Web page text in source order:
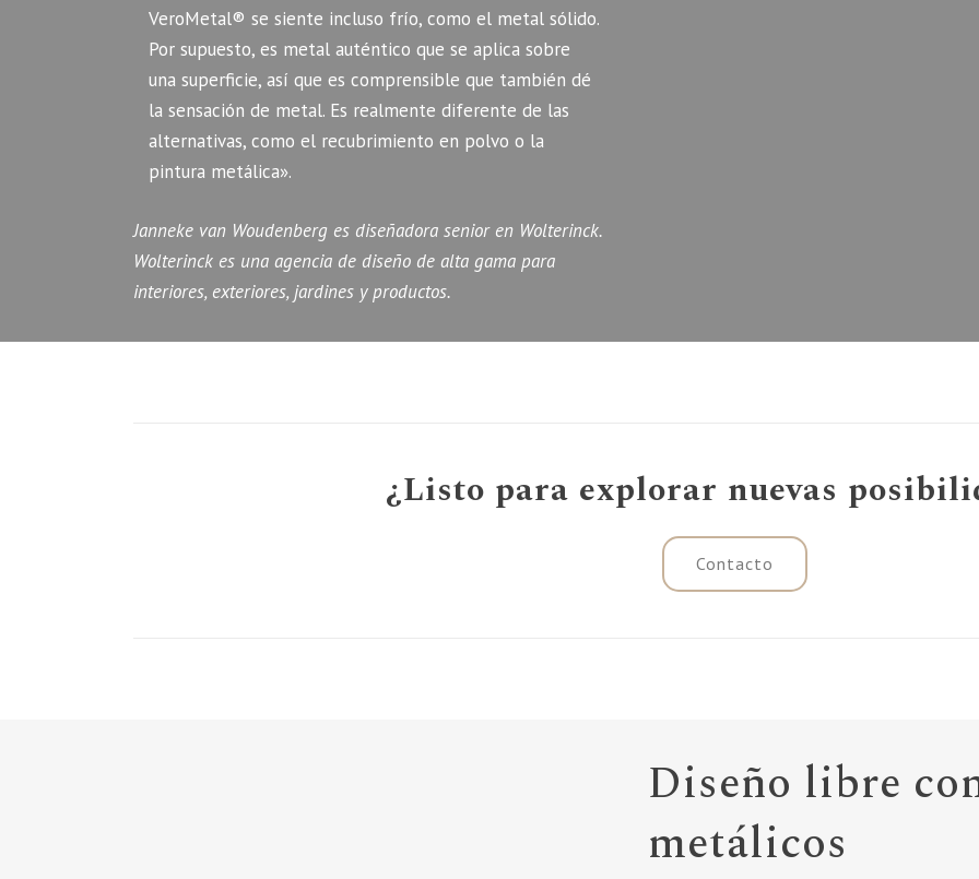
VeroMetal® se siente incluso frío, como el metal sólido.
Por supuesto, es metal auténtico que se aplica sobre
una superficie, así que es comprensible que también dé
la sensación de metal. Es realmente diferente de las
alternativas, como el recubrimiento en polvo o la
pintura metálica».
Janneke van Woudenberg es diseñadora senior en Wolterinck.
Wolterinck es una agencia de diseño de alta gama para
interiores, exteriores, jardines y productos.
¿Listo para explorar nuevas
Contacto
Diseño libre
metálicos